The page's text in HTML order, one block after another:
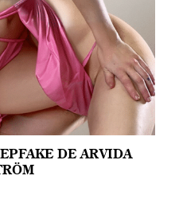
DE ARVIDA